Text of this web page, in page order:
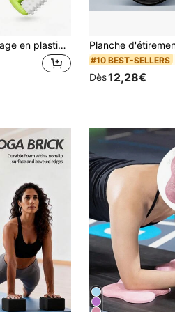
Rouleau de massage en plastique, rouleau de massage à une main pour la réduction de la cellulite, convient pour le gym et le massage corporel à la maison, aide à réduire rapidement la cellulite et à raffermir le corps
#10 BEST-SELLERS
Dès12,28€